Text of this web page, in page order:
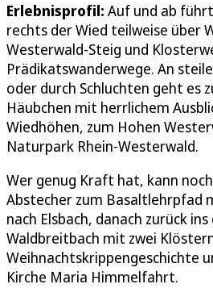
Erlebnisprofil: Auf und ab
rechts der Wied teilweise über
Westerwald-Steig und
Prädikatswanderwege. An
oder durch Schluchten geht es
Häubchen mit herrlichem
Wiedhöhen, zum Hohen
Naturpark Rhein-Westerwald.
Wer genug Kraft hat, kann
Abstecher zum Basaltlehrpfad
nach Elsbach, danach zurück
Waldbreitbach mit zwei
Weihnachtskrippengeschichte
Kirche Maria Himmelfahrt.